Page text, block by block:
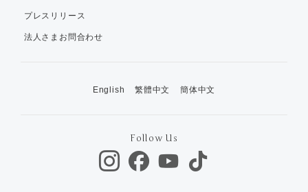
プレスリリース
法人さまお問合わせ
English 繁體中文 簡体中文
Follow Us